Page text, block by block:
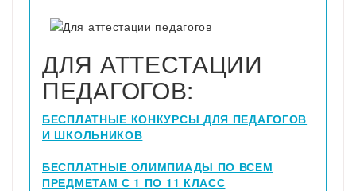
ДЛЯ АТТЕСТАЦИИ
ПЕДАГОГОВ:
БЕСПЛАТНЫЕ КОНКУРСЫ ДЛЯ ПЕДАГОГОВ
И ШКОЛЬНИКОВ
БЕСПЛАТНЫЕ ОЛИМПИАДЫ ПО ВСЕМ
ПРЕДМЕТАМ С 1 ПО 11 КЛАСС